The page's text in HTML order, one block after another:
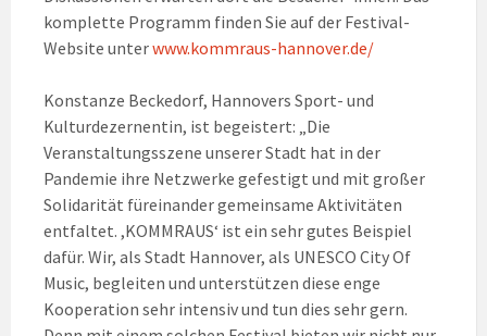
komplette Programm finden Sie auf der Festival-
Website unterwww.kommraus-hannover.de/
Konstanze Beckedorf, Hannovers Sport- und
Kulturdezernentin, ist begeistert: „Die
Veranstaltungsszene unserer Stadt hat in der
Pandemie ihre Netzwerke gefestigt und mit großer
Solidarität füreinander gemeinsame Aktivitäten
entfaltet. ,KOMMRAUS‘ ist ein sehr gutes Beispiel
dafür. Wir, als Stadt Hannover, als UNESCO City Of
Music, begleiten und unterstützen diese enge
Kooperation sehr intensiv und tun dies sehr gern.